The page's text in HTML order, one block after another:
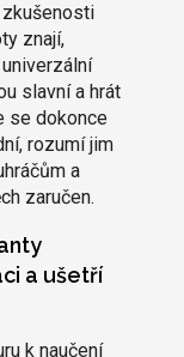
znají,
slavní a hrát
se dokonce
rozumí jim
a
zaručen.
a ušetří
k naučení